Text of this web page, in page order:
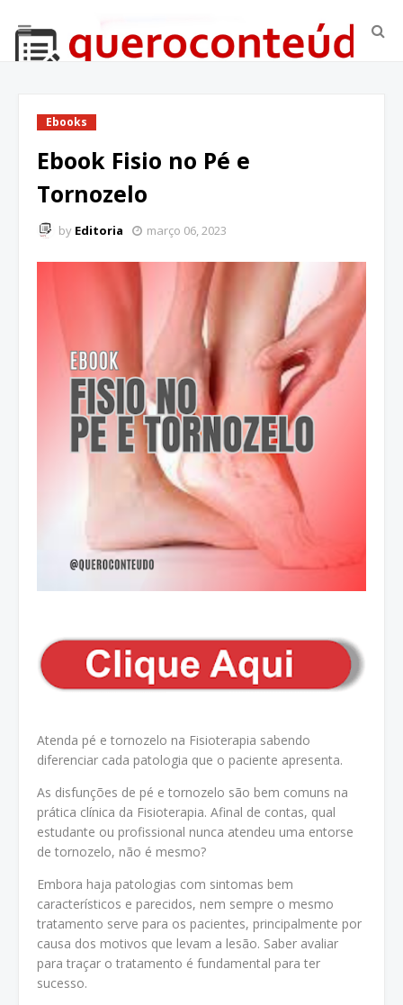
Ebooks
Ebook Fisio no Pé e
Tornozelo
by Editoria março 06, 2023
Atenda pé e tornozelo na Fisioterapia sabendo
diferenciar cada patologia que o paciente apresenta.
As disfunções de pé e tornozelo são bem comuns na
prática clínica da Fisioterapia. Afinal de contas, qual
estudante ou profissional nunca atendeu uma entorse
de tornozelo, não é mesmo?
Embora haja patologias com sintomas bem
característicos e parecidos, nem sempre o mesmo
tratamento serve para os pacientes, principalmente por
causa dos motivos que levam a lesão. Saber avaliar
para traçar o tratamento é fundamental para ter
sucesso.